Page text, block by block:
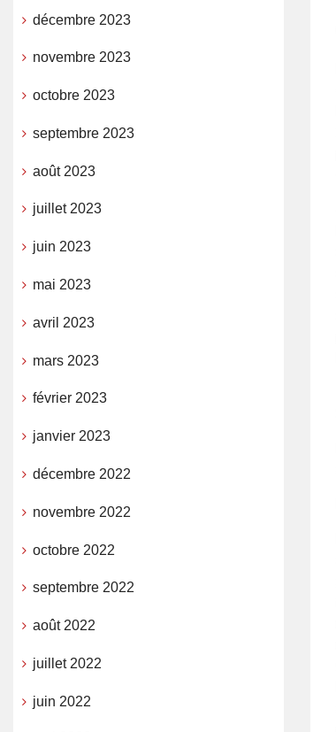
décembre 2023
novembre 2023
octobre 2023
septembre 2023
août 2023
juillet 2023
juin 2023
mai 2023
avril 2023
mars 2023
février 2023
janvier 2023
décembre 2022
novembre 2022
octobre 2022
septembre 2022
août 2022
juillet 2022
juin 2022